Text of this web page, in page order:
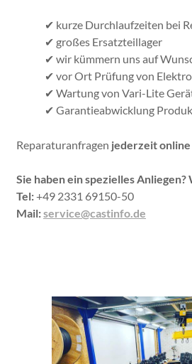
✔ kurze Durchlaufzeiten bei
✔ großes Ersatzteillager
✔ wir kümmern uns auf
✔ vor Ort Prüfung von
✔ Wartung von Vari-Lite
✔ Garantieabwicklung
Reparaturanfragen jederzeit
Sie haben ein spezielles
Tel:+49 2331 69150-50
Mail:service@castinfo.de